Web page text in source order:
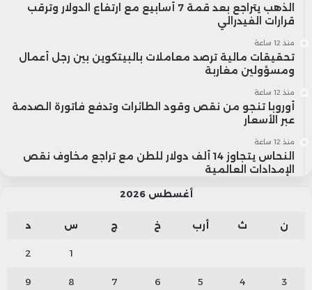
الذهب يتراجع بعد قمة 7 أسابيع مع ارتفاع الدولار وترقب
قرارات الفيدرالي
منذ 12 ساعة
تحقيقات مالية ترصد معاملات بالبيتكوين بين رجل أعمال
ومسؤولين مغاربة
منذ 12 ساعة
أوروبا تنجو من نقص وقود الطائرات وتدفع فاتورة الصدمة
عبر الأسعار
منذ 12 ساعة
النحاس يتجاوز 14 ألف دولار للطن مع تراجع مخاوف نقص
الإمدادات العالمية
أغسطس 2026
ن ث أرب خ ج س د
1
2
3
4
5
6
7
8
9